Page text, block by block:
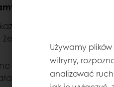
nam wyłącznie
masz do tego
osobowe, które nam
nas o tej zmianie.
Używamy
witryny,
analizować